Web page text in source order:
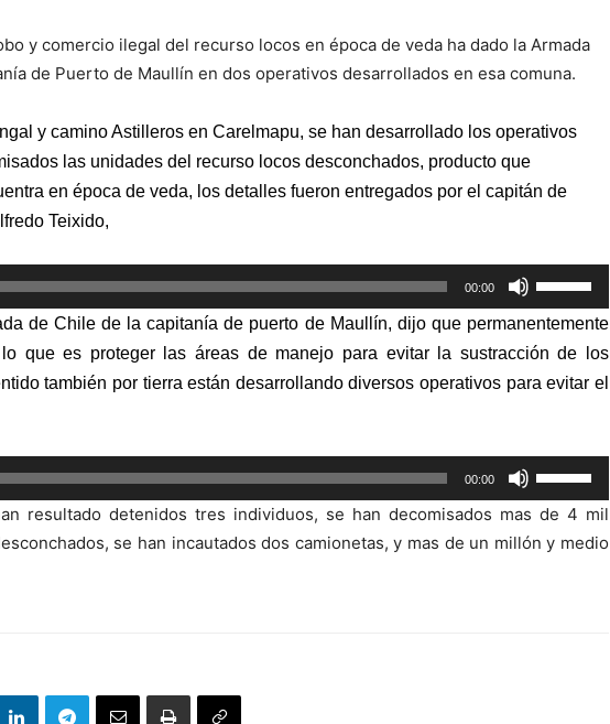
y comercio ilegal del recurso locos en época de veda ha dado la Armada
de Puerto de Maullín en dos operativos desarrollados en esa comuna.
y camino Astilleros en Carelmapu, se han desarrollado los operativos
las unidades del recurso locos desconchados, producto que
en época de veda, los detalles fueron entregados por el capitán de
Teixido,
00:00
las
teclas
de
flecha
aumentar
o
disminuir
de Chile de la capitanía de puerto de Maullín, dijo que permanentemente
que es proteger las áreas de manejo para evitar la sustracción de los
también por tierra están desarrollando diversos operativos para evitar el
00:00
las
teclas
de
resultado detenidos tres individuos, se han decomisados mas de 4 mil
se han incautados dos camionetas, y mas de un millón y medio